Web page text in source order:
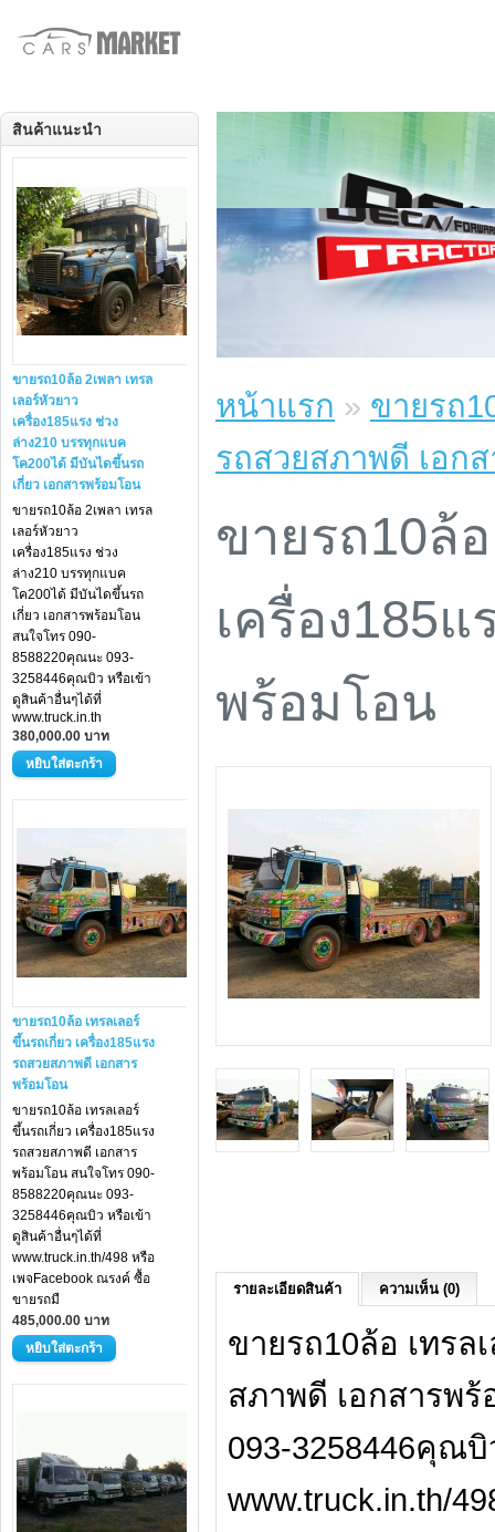
สินค้าแนะนำ
ขายรถ10ล้อ 2เพลา เทรล
เลอร์หัวยาว
เครื่อง185แรง ช่วง
ล่าง210 บรรทุกแบค
โค200ได้ มีบันไดขึ้นรถ
เกี่ยว เอกสารพร้อมโอน
ขายรถ10ล้อ 2เพลา เทรล
เลอร์หัวยาว
เครื่อง185แรง ช่วง
ล่าง210 บรรทุกแบค
โค200ได้ มีบันไดขึ้นรถ
เกี่ยว เอกสารพร้อมโอน
สนใจโทร 090-
8588220คุณนะ 093-
3258446คุณบิว หรือเข้า
ดูสินค้าอื่นๆได้ที่
www.truck.in.th
380,000.00 บาท
ขายรถ10ล้อ เทรลเลอร์
ขึ้นรถเกี่ยว เครื่อง185แรง
รถสวยสภาพดี เอกสาร
พร้อมโอน
ขายรถ10ล้อ เทรลเลอร์
ขึ้นรถเกี่ยว เครื่อง185แรง
รถสวยสภาพดี เอกสาร
พร้อมโอน สนใจโทร 090-
8588220คุณนะ 093-
3258446คุณบิว หรือเข้า
ดูสินค้าอื่นๆได้ที่
www.truck.in.th/498 หรือ
เพจFacebook ณรงค์ ซื้อ
ขายรถมื
485,000.00 บาท
หน้าแรก » ขายรถ
รถสวยสภาพดี เอก
ขายรถ10ล้
เครื่อง185
พร้อมโอน
รายละเอียดสินค้า ความเห็น (0)
ขายรถ10ล้อ เทรล
สภาพดี เอกสารพ
093-3258446คุณ
www.truck.in.th/